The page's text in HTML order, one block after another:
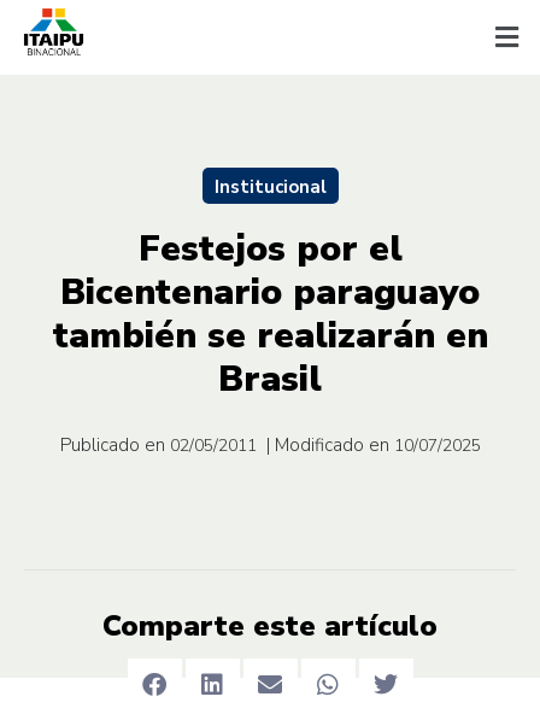
Institucional
Festejos por el
Bicentenario paraguayo
también se realizarán en
Brasil
Publicado en 02/05/2011 | Modificado en 10/07/2025
Comparte este artículo